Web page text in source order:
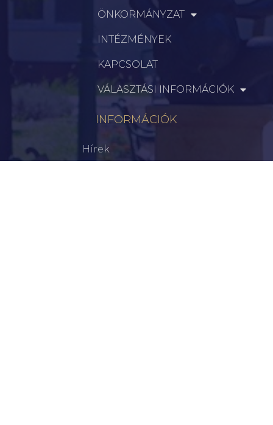
ÖNKORMÁNYZAT
INTÉZMÉNYEK
KAPCSOLAT
VÁLASZTÁSI INFORMÁCIÓK
INFORMÁCIÓK
Hírek